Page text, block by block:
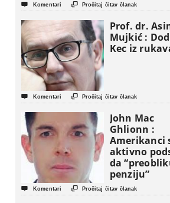
 Komentari  Pročitaj čitav članak
Prof. dr.
Mujkić :
Kec iz
 Komentari  Pročitaj čitav članak
John Mac
Ghlionn :
Amerikanci
aktivno
da
penziju”
 Komentari  Pročitaj čitav članak